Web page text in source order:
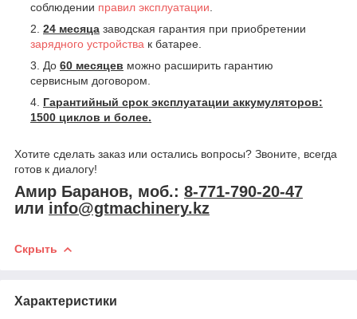
соблюдении правил эксплуатации.
24 месяца заводская гарантия при приобретении
зарядного устройства к батарее.
До 60 месяцев можно расширить гарантию
сервисным договором.
Гарантийный срок эксплуатации аккумуляторов:
1500 циклов и более.
Хотите сделать заказ или остались вопросы? Звоните, всегда
готов к диалогу!
Амир Баранов, моб.: 8-771-790-20-47
или info@gtmachinery.kz
Скрыть
Характеристики